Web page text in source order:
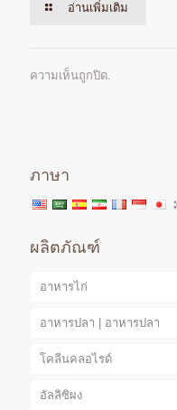
อ่านเพิ่มเติม
ความเห็นถูกปิด.
ภาษา
ผลิตภัณฑ์
อาหารไก่
อาหารปลา | อาหารปลา
โคลีนคลอไรด์
อัลลิซิผง